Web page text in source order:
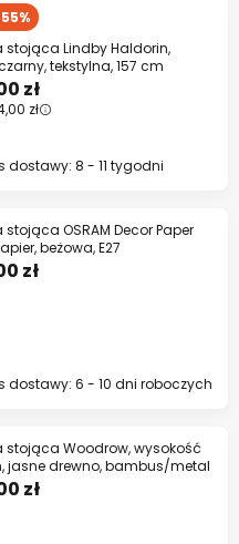
stojąca Lindby Haldorin,
tekstylna, 157 cm
zł
zł
dostawy: 8 - 11 tygodni
OSRAM Decor Paper
beżowa, E27
zł
dostawy: 6 - 10 dni roboczych
stojąca Woodrow, wysokość
jasne drewno, bambus/metal
zł